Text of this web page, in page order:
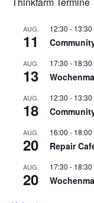
AUG.
11
12:30 - 13:30
AUG.
13
17:30 - 18:30
AUG.
18
12:30 - 13:30
AUG.
20
16:00 - 18:00
Repair
AUG.
20
17:30 - 18:30